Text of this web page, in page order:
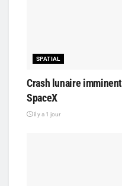
SPATIAL
Crash lunaire
SpaceX
il y a 1 jour